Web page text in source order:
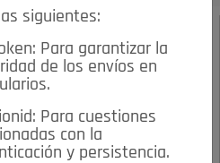
de julio
siguientes:
Para garantizar la
de los envíos en
Para cuestiones
con la
y persistencia.